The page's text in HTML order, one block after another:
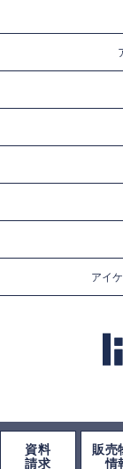
資料
請求
販売
情
アイ